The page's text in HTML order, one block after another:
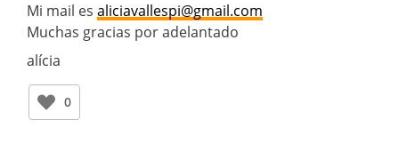
Mi mail es aliciavallespi@gmail.com
Muchas gracias por adelantado
alícia
0